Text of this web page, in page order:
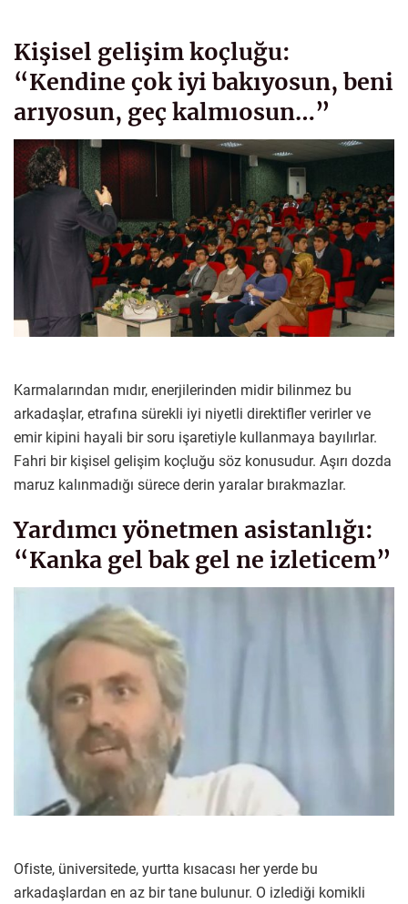
Kişisel gelişim koçluğu:
“Kendine çok iyi bakıyosun, beni
arıyosun, geç kalmıosun…”
Karmalarından mıdır, enerjilerinden midir bilinmez bu
arkadaşlar, etrafına sürekli iyi niyetli direktifler verirler ve
emir kipini hayali bir soru işaretiyle kullanmaya bayılırlar.
Fahri bir kişisel gelişim koçluğu söz konusudur. Aşırı dozda
maruz kalınmadığı sürece derin yaralar bırakmazlar.
Yardımcı yönetmen asistanlığı:
“Kanka gel bak gel ne izleticem”
Ofiste, üniversitede, yurtta kısacası her yerde bu
arkadaşlardan en az bir tane bulunur. O izlediği komikli